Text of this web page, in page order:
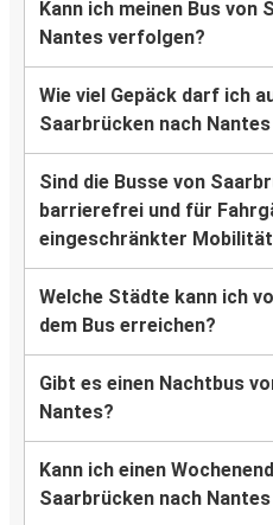
Kann ich meinen Bus von
Nantes verfolgen?
Wie viel Gepäck darf ich
Saarbrücken nach
Sind die Busse von
barrierefrei und für
eingeschränkter
Welche Städte kann ich
dem Bus erreichen?
Gibt es einen Nachtbus
Nantes?
Kann ich einen
Saarbrücken nach